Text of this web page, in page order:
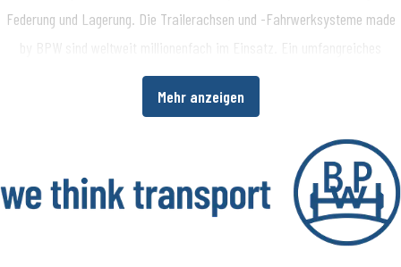
Mehr anzeigen
Federung und Lagerung. Die Trailerachsen und -Fahrwerksysteme made
by BPW sind weltweit millionenfach im Einsatz. Ein umfangreiches
Dienstleistungsspektrum bietet Fahrzeugherstellern und -betreibern
darüber hinaus die Möglichkeit, die Wirtschaftlichkeit in ihren
Über die BPW Gruppe
​Die BPW Gruppe erforscht, entwickelt und produziert alles, was den
Transport bewegt, sichert, beleuchtet, intelligent macht und digital